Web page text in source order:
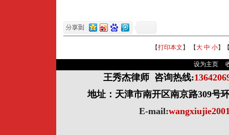
【打印本文 】 【大 中 小】
设为主页
王秀杰律师 咨询热线:
地址：天津市南开区南京路309号
E-mail: